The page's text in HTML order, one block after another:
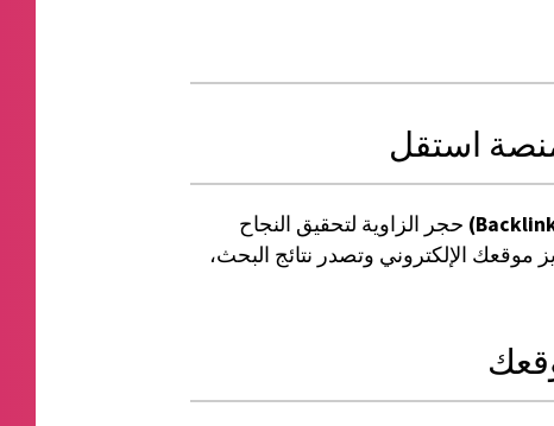
استقل
حجر الزاوية لتحقيق النجاح
موقعك الإلكتروني وتصدر نتائج البحث،